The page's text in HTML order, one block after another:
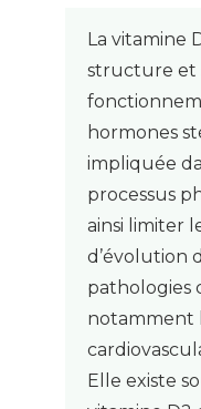
La vitamine
structure et
hormones
impliquée
processus
ainsi limiter
d’évolution
pathologies
notamment
Elle existe